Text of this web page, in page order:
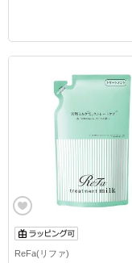
ReFa(リファ)